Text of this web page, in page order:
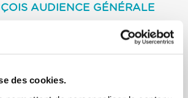
des cookies.
AUDIENCE GÉNÉRALE
est un pèlerinage, un chemin.
qui les